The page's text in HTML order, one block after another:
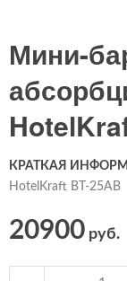
Мини-
КРАТКАЯ
HotelKraft BT-25AB
20900 руб.